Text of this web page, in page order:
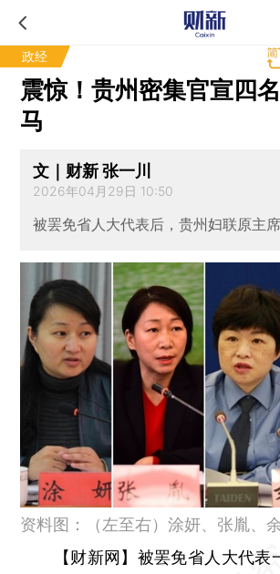
政经
震惊！贵州密集官宣四
马
文｜财新 张一川
2026年04月29日 10:50
被罢免省人大代表后，贵州妇联原主
资料图：（左至右）涂妍、张胤、
【财新网】 被罢免省人大代表